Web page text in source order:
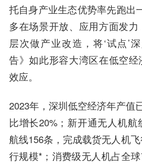
托自身产业生态优势率先跑出
多在场景开放、应用方面发
层次做产业改造，将‘试点’
告》如此形容大湾区在低空
效应。
2023年，深圳低空经济年产值
比增长20%；新开通无人机航
航线156条，完成载货无人机
行规模*；消费级无人机占全